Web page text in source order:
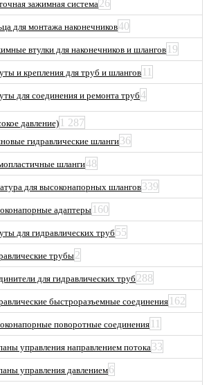
зажимная система26
для монтажа наконечников40
втулки для наконечников и шлангов 19
и крепления для труб и шлангов 11
для соединения и ремонта труб4
давление) 1 287
гидравлические шланги36
шланги48
для высоконапорных шлангов339
адаптеры 160
для гидравлических труб 55
трубы2
для гидравлических труб 288
быстроразъемные соединения 162
поворотные соединения 11
управления направлением потока33
управления давлением6